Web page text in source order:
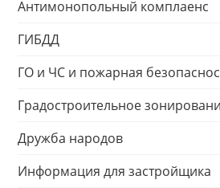
Антимонопольный комплаенс
ГИБДД
ГО и ЧС и пожарная
Градостроительное
Дружба народов
Информация для застройщика